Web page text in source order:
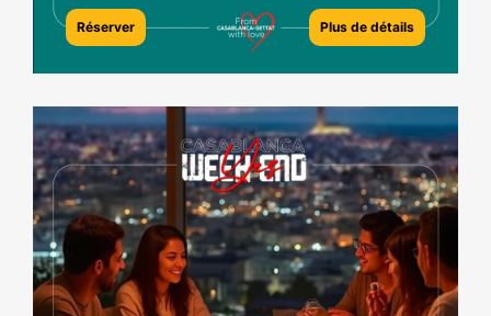
Réserver Plus de détails